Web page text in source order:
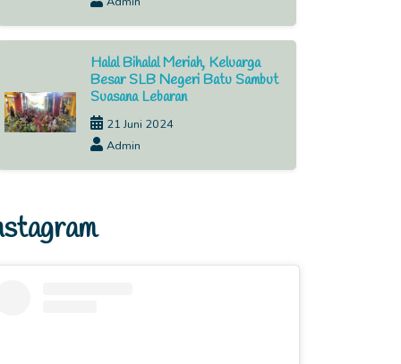
Halal Bihalal Meriah, Keluarga
Besar SLB Negeri Batu Sambut
Suasana Lebaran
21 Juni 2024
Admin